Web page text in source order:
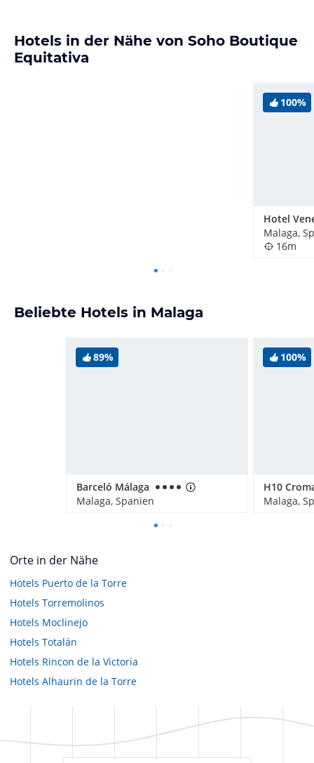
Hotels in der Nähe von Soho Boutique
Equitativa
100%
Hotel
Malaga,
16m
Beliebte Hotels in Malaga
89%
Barceló Málaga
Malaga, Spanien
100%
H10
Malaga,
Orte in der Nähe
Hotels Puerto de la Torre
Hotels Torremolinos
Hotels Moclinejo
Hotels Totalán
Hotels Rincon de la Victoria
Hotels Alhaurin de la Torre